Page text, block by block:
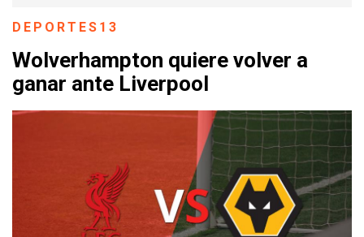
DEPORTES13
Wolverhampton quiere volver a
ganar ante Liverpool